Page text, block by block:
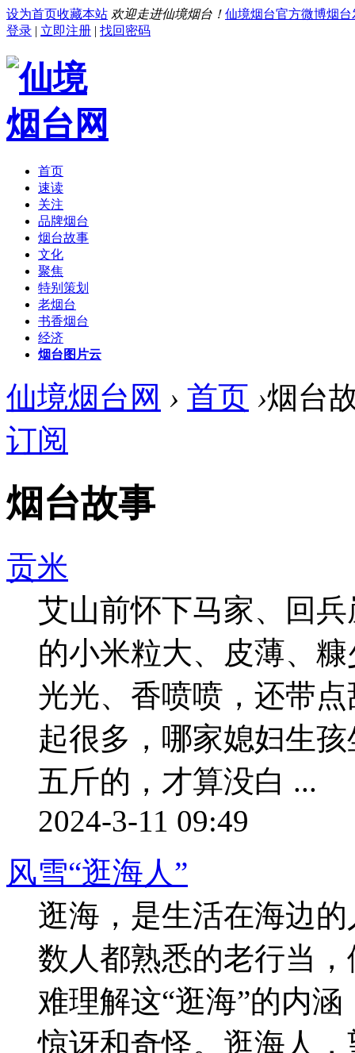
设为首页收藏本站 欢迎走进仙境烟台！ 仙境烟台官方微博烟台
登录 | 立即注册 | 找回密码
首页
速读
关注
品牌烟台
烟台故事
文化
聚焦
特别策划
老烟台
书香烟台
经济
烟台图片云
仙境烟台网 › 首页 ›烟台
订阅
烟台故事
贡米
艾山前怀下马家、回
的小米粒大、皮薄、
光光、香喷喷，还带
起很多，哪家媳妇生
五斤的，才算没白 ...
2024-3-11 09:49
风雪“逛海人”
逛海，是生活在海边
数人都熟悉的老行当
难理解这“逛海”的内
惊讶和奇怪。逛海人